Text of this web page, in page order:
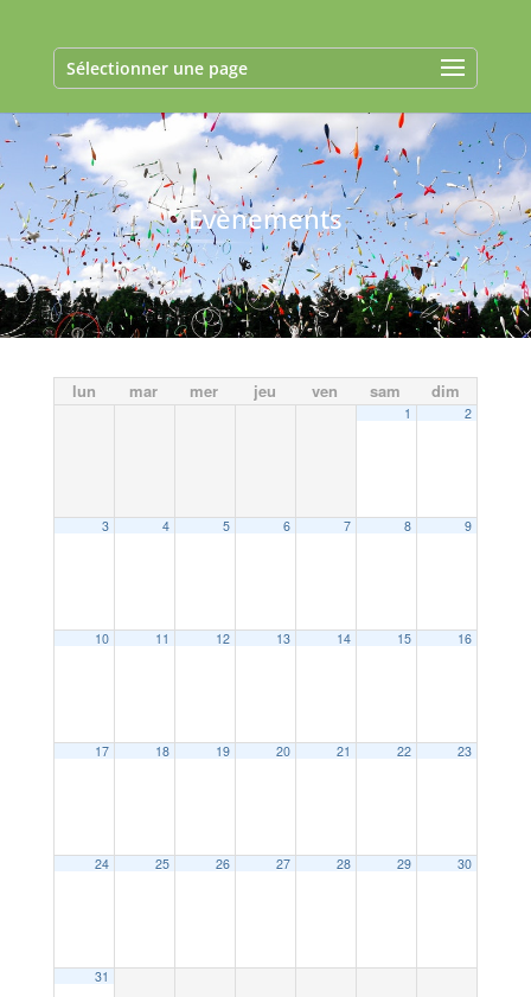
Sélectionner une page
Evènements
lun mar mer jeu ven sam dim
1 2
3 4 5 6 7 8 9
10 11 12 13 14 15 16
17 18 19 20 21 22 23
24 25 26 27 28 29 30
31